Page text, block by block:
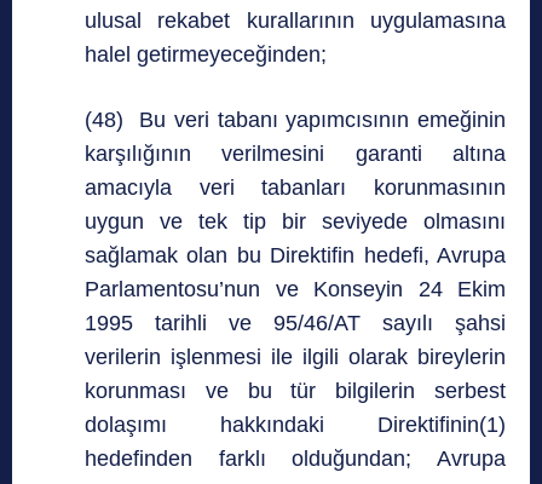
ulusal rekabet kurallarının uygulamasına
halel getirmeyeceğinden;
(48) Bu veri tabanı yapımcısının emeğinin
karşılığının verilmesini garanti altına
amacıyla veri tabanları korunmasının
uygun ve tek tip bir seviyede olmasını
sağlamak olan bu Direktifin hedefi, Avrupa
Parlamentosu’nun ve Konseyin 24 Ekim
1995 tarihli ve 95/46/AT sayılı şahsi
verilerin işlenmesi ile ilgili olarak bireylerin
korunması ve bu tür bilgilerin serbest
dolaşımı hakkındaki Direktifinin(1)
hedefinden farklı olduğundan; Avrupa